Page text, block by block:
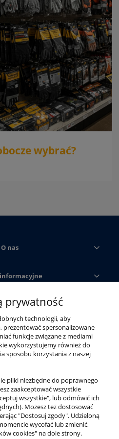
wybrać?
O nas
klienta
konto
prywatność
technologii, aby
prezentować spersonalizowane
funkcje związane z mediami
wykorzystujemy również do
sposobu korzystania z naszej
pliki niezbędne do poprawnego
zaakceptować wszystkie
wszystkie", lub odmówić ich
Możesz też dostosować
"Dostosuj zgody". Udzieloną
wycofać lub zmienić,
cookies" na dole strony.